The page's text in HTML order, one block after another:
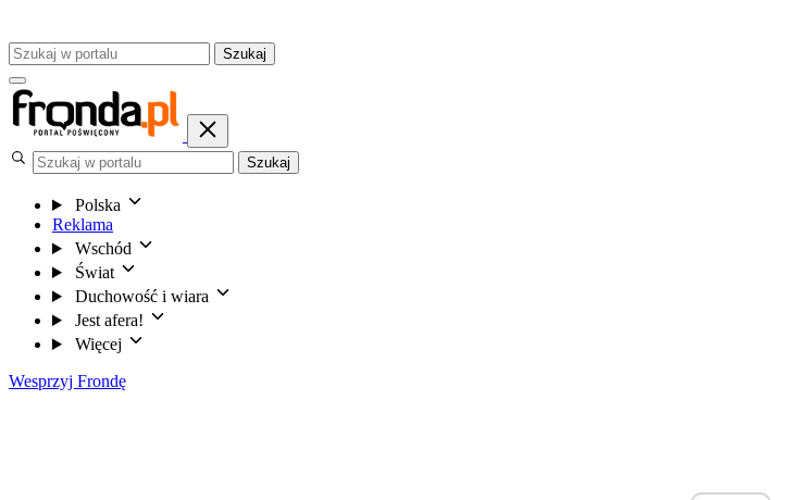
Szukaj
Szukaj
Polska
Reklama
Wschód
Świat
Duchowość i wiara
Jest afera!
Więcej
Wesprzyj Frondę